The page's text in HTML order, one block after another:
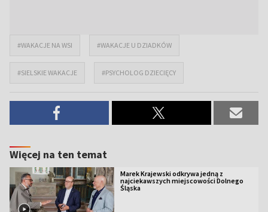
#WAKACJE NA WSI #WAKACJE U DZIADKÓW
#SIELSKIE WAKACJE #PSYCHOLOG DZIECIĘCY
Więcej na ten temat
Marek Krajewski odkrywa jedną z
najciekawszych miejscowości Dolnego
Śląska